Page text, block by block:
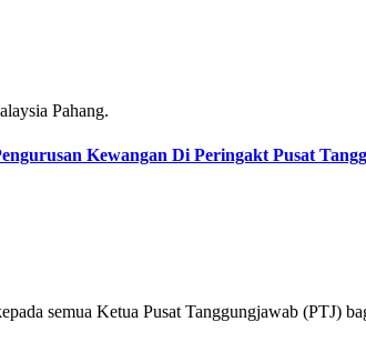
Pahang.
Kewangan Di Peringakt Pusat
semua Ketua Pusat Tanggungjawab (PTJ)